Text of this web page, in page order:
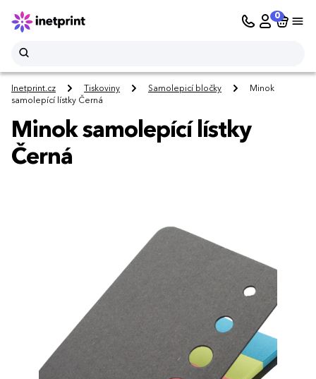
0
Inetprint.cz Tiskoviny Samolepicí bločky
Minok
samolepící lístky Černá
Minok samolepící lístky
Černá